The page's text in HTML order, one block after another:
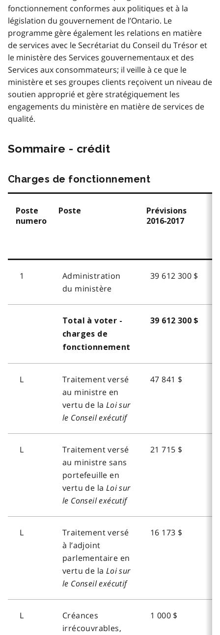
fonctionnement conformes aux politiques et à la
législation du gouvernement de l’Ontario. Le
programme gère également les relations en matière
de services avec le Secrétariat du Conseil du Trésor et
le ministère des Services gouvernementaux et des
Services aux consommateurs; il veille à ce que le
ministère et ses groupes clients reçoivent un niveau de
soutien approprié et gère stratégiquement les
engagements du ministère en matière de services de
qualité.
Sommaire - crédit
Charges de fonctionnement
Poste
numero
Poste
Prévisions
2016‑2017
1
Administration
du ministère
39 612 300 $
Total à voter -
charges de
fonctionnement
39 612 300 $
L
Traitement versé
au ministre en
vertu de la Loi sur
le Conseil exécutif
47 841 $
L
Traitement versé
au ministre sans
portefeuille en
vertu de la Loi sur
le Conseil exécutif
21 715 $
L
Traitement versé
à l’adjoint
parlementaire en
vertu de la Loi sur
le Conseil exécutif
16 173 $
L
Créances
irrécouvrables,
1 000 $